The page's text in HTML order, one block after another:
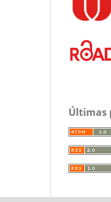
Últimas